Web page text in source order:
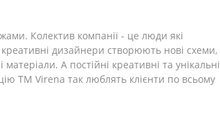
Колектив компанії - це люди які
дизайнери створюють нові схеми,
А постійні креативні та унікальні
TM Virena так люблять клієнти по всьому